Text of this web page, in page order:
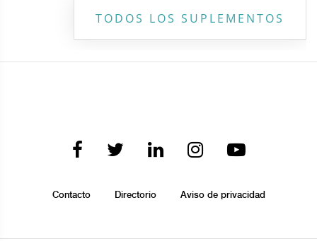
TODOS LOS SUPLEMENTOS
Contacto Directorio Aviso de privacidad